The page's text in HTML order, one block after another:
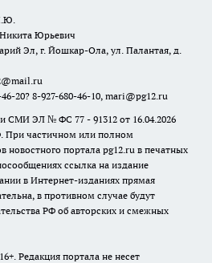
Юрьевич
Эл, г. Йошкар-Ола, ул. Палантая, д.
20? 8-927-680-46-10, mari@pg12.ru
СМИ ЭЛ № ФС 77 - 91312 от 16.04.2026
При частичном или полном
новостного портала pg12.ru в печатных
ссылка на издание
в Интернет-изданиях прямая
в противном случае будут
РФ об авторских и смежных
Редакция портала не несет